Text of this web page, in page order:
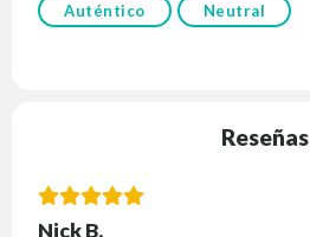
Auténtico Neutral
Reseñas
Nick B.